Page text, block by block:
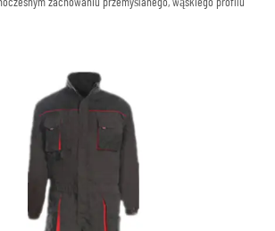
zachowaniu przemyślanego, wąskiego profilu